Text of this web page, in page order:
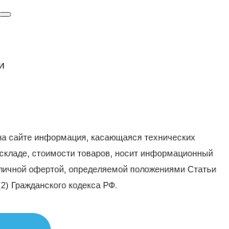
сайте информация, касающаяся технических
стоимости товаров, носит информационный
офертой, определяемой положениями Статьи
Гражданского кодекса РФ.